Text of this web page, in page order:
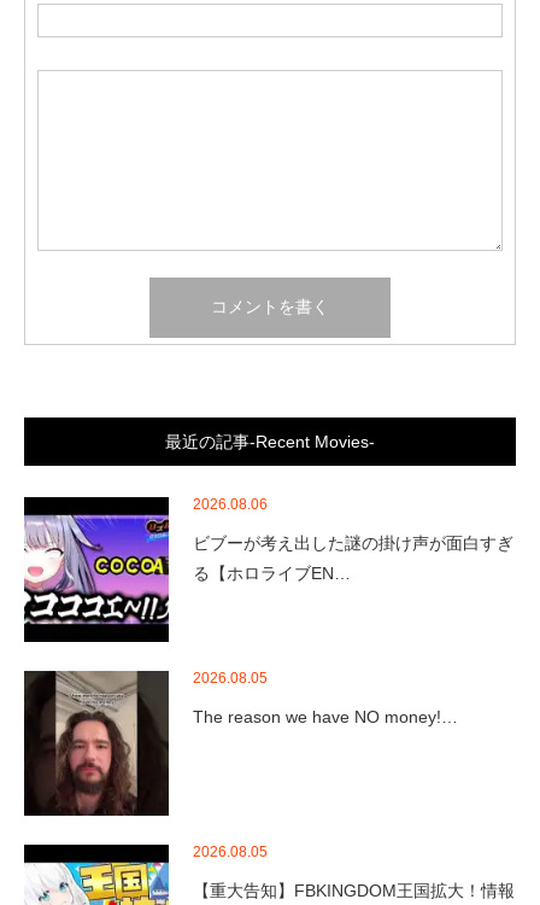
最近の記事-Recent Movies-
2026.08.06
ビブーが考え出した謎の掛け声が面白すぎ
る【ホロライブEN…
2026.08.05
The reason we have NO money!…
2026.08.05
【重大告知】FBKINGDOM王国拡大！情報